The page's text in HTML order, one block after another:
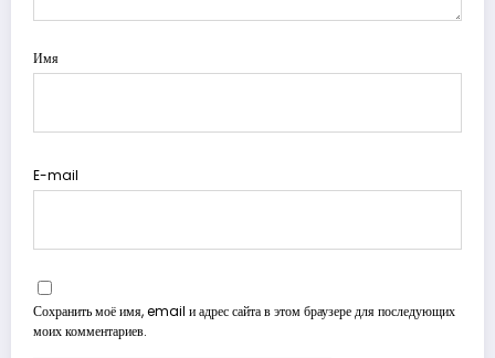
Имя
E-mail
Сохранить моё имя, email и адрес сайта в этом браузере для последующих
моих комментариев.